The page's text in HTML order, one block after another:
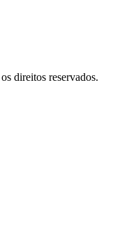
direitos reservados.